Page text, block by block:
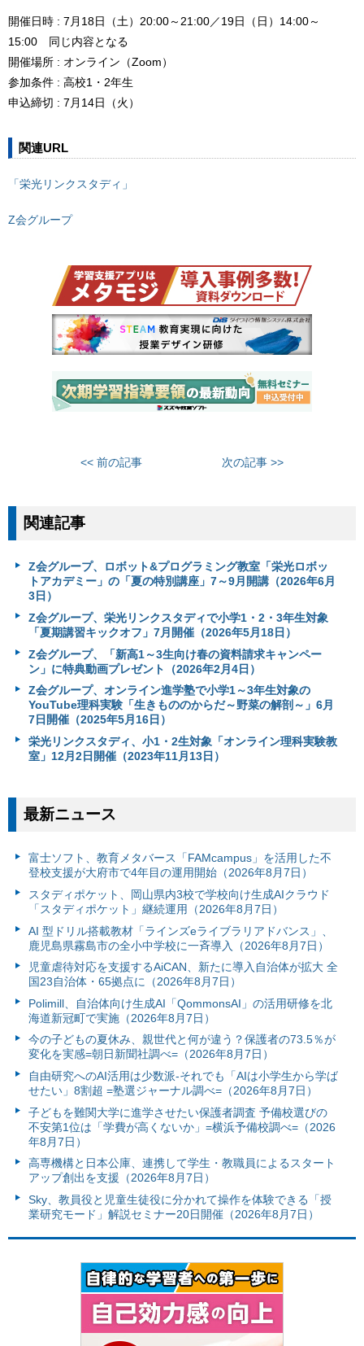
開催日時 : 7月18日（土）20:00～21:00／19日（日）14:00～
15:00 同じ内容となる
開催場所 : オンライン（Zoom）
参加条件 : 高校1・2年生
申込締切 : 7月14日（火）
関連URL
「栄光リンクスタディ」
Z会グループ
<< 前の記事 次の記事 >>
関連記事
Z会グループ、ロボット&プログラミング教室「栄光ロボッ
トアカデミー」の「夏の特別講座」7～9月開講（2026年6月
3日）
Z会グループ、栄光リンクスタディで小学1・2・3年生対象
「夏期講習キックオフ」7月開催（2026年5月18日）
Z会グループ、「新高1～3生向け春の資料請求キャンペー
ン」に特典動画プレゼント（2026年2月4日）
Z会グループ、オンライン進学塾で小学1～3年生対象の
YouTube理科実験「生きもののからだ～野菜の解剖～」6月
7日開催（2025年5月16日）
栄光リンクスタディ、小1・2生対象「オンライン理科実験教
室」12月2日開催（2023年11月13日）
最新ニュース
富⼠ソフト、教育メタバース「FAMcampus」を活用した不
登校支援が大府市で4年目の運用開始（2026年8月7日）
スタディポケット、岡山県内3校で学校向け生成AIクラウド
「スタディポケット」継続運用（2026年8月7日）
AI 型ドリル搭載教材「ラインズeライブラリアドバンス」、
鹿児島県霧島市の全小中学校に一斉導入（2026年8月7日）
児童虐待対応を支援するAiCAN、新たに導入自治体が拡大 全
国23自治体・65拠点に（2026年8月7日）
Polimill、自治体向け生成AI「QommonsAI」の活用研修を北
海道新冠町で実施（2026年8月7日）
今の子どもの夏休み、親世代と何が違う？保護者の73.5％が
変化を実感=朝日新聞社調べ=（2026年8月7日）
自由研究へのAI活用は少数派-それでも「AIは小学生から学ば
せたい」8割超 =塾選ジャーナル調べ=（2026年8月7日）
子どもを難関大学に進学させたい保護者調査 予備校選びの
不安第1位は「学費が高くないか」=横浜予備校調べ=（2026
年8月7日）
高専機構と日本公庫、連携して学生・教職員によるスタート
アップ創出を支援（2026年8月7日）
Sky、教員役と児童生徒役に分かれて操作を体験できる「授
業研究モード」解説セミナー20日開催（2026年8月7日）